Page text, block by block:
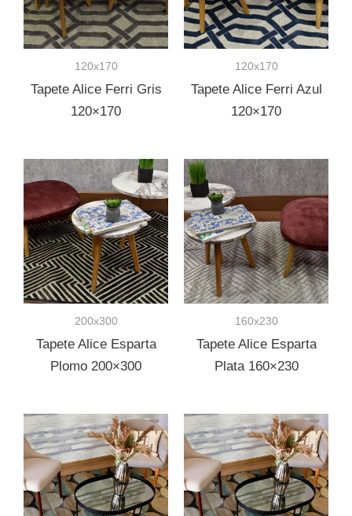
120x170
Tapete Alice Ferri Gris
120×170
120x170
Tapete Alice Ferri Azul
120×170
200x300
Tapete Alice Esparta
Plomo 200×300
160x230
Tapete Alice Esparta
Plata 160×230